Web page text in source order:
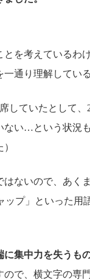
を考えているわ
通り理解してい
していたとして
い…という状況
はないので、あく
ップ」といった
集中力を失うも
ので、横文字の専